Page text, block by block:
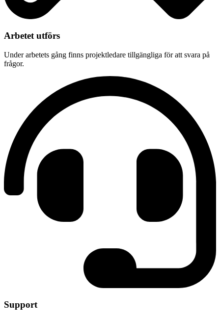
Arbetet utförs
Under arbetets gång finns projektledare tillgängliga för att svara på
frågor.
Support